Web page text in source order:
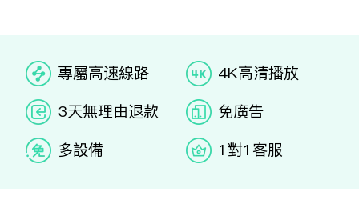
专属高速线路
4K高清播放
3天无理由退款
免广告
多设备
1对1客服